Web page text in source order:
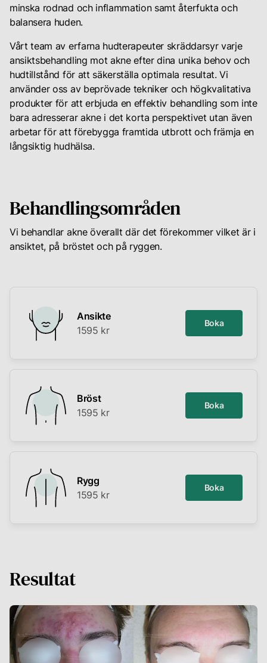
minska rodnad och inflammation samt återfukta och
balansera huden.
Vårt team av erfarna hudterapeuter skräddarsyr varje
ansiktsbehandling mot akne efter dina unika behov och
hudtillstånd för att säkerställa optimala resultat. Vi
använder oss av beprövade tekniker och högkvalitativa
produkter för att erbjuda en effektiv behandling som inte
bara adresserar akne i det korta perspektivet utan även
arbetar för att förebygga framtida utbrott och främja en
långsiktig hudhälsa.
Behandlingsområden
Vi behandlar akne överallt där det förekommer vilket är i
ansiktet, på bröstet och på ryggen.
Ansikte
1595 kr
Boka
Bröst
1595 kr
Boka
Rygg
1595 kr
Boka
Resultat